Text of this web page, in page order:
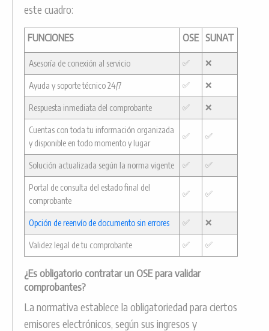
este cuadro:
FUNCIONES OSE SUNAT
Asesoría de conexión al servicio ✅ ❌
Ayuda y soporte técnico 24/7 ✅ ❌
Respuesta inmediata del comprobante ✅ ❌
Cuentas con toda tu información organizada
y disponible en todo momento y lugar
✅ ✅
Solución actualizada según la norma vigente ✅ ✅
Portal de consulta del estado final del
comprobante
✅ ✅
Opción de reenvío de documento sin errores ✅ ❌
Validez legal de tu comprobante ✅ ✅
¿Es obligatorio contratar un OSE para validar
comprobantes?
La normativa establece la obligatoriedad para ciertos
emisores electrónicos, según sus ingresos y